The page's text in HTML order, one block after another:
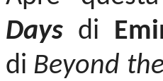
Days di
di Beyond